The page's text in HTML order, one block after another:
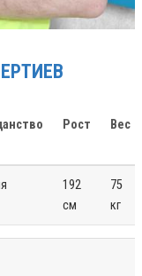
Рост Вес
192
см
75
кг